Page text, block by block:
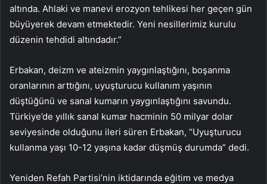
altında. Ahlaki ve manevi erozyon tehlikesi her geçen gün
büyüyerek devam etmektedir. Yeni nesillerimiz kurulu
düzenin tehdidi altındadır.”
Erbakan, deizm ve ateizmin yaygınlaştığını, boşanma
oranlarının arttığını, uyuşturucu kullanım yaşının
düştüğünü ve sanal kumarın yaygınlaştığını savundu.
Türkiye’de yıllık sanal kumar hacminin 50 milyar dolar
seviyesinde olduğunu ileri süren Erbakan, “Uyuşturucu
kullanma yaşı 10-12 yaşına kadar düşmüş durumda” dedi.
Yeniden Refah Partisi’nin iktidarında eğitim ve medya